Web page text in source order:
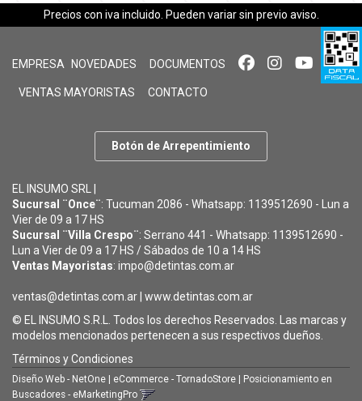
Precios con iva incluido. Pueden variar sin previo aviso.
EMPRESA NOVEDADES DOCUMENTOS
VENTAS MAYORISTAS CONTACTO
Botón de Arrepentimiento
EL INSUMO SRL |
Sucursal ¨Once¨: Tucuman 2086 - Whatsapp: 1139512690 - Lun a
Vier de 09 a 17 HS
Sucursal ¨Villa Crespo¨: Serrano 441 - Whatsapp: 1139512690 -
Lun a Vier de 09 a 17 HS / Sábados de 10 a 14 HS
Ventas Mayoristas: impo@detintas.com.ar
ventas@detintas.com.ar www.detintas.com.ar
© EL INSUMO S.R.L. Todos los derechos Reservados. Las marcas y
modelos mencionados pertenecen a sus respectivos dueños.
Términos y Condiciones
Diseño Web - NetOne | eCommerce - TornadoStore | Posicionamiento en
Buscadores - eMarketingPro